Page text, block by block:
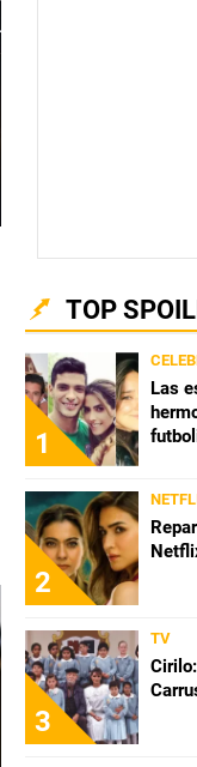
TOP
1
Las
2
3
TV